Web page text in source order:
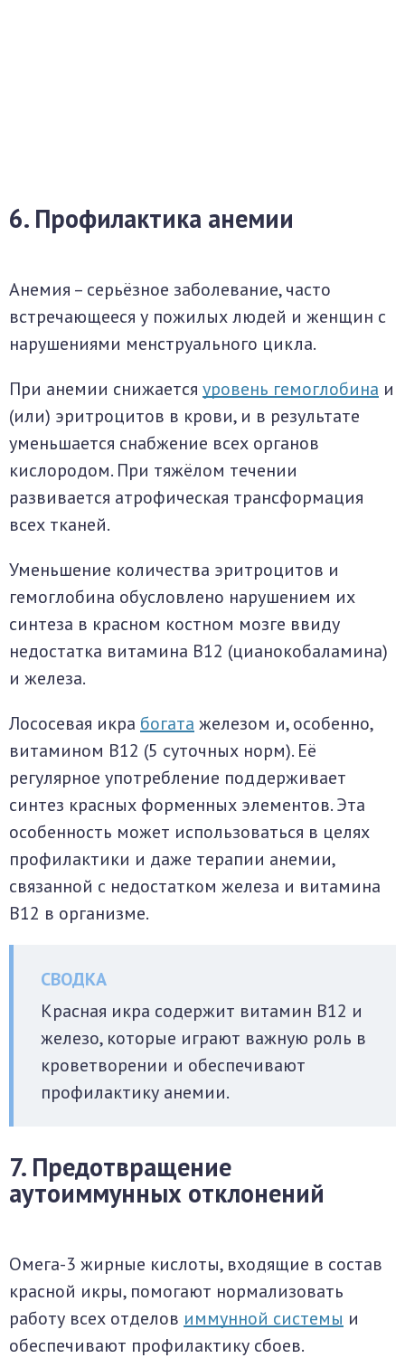
6. Профилактика анемии
Анемия – серьёзное заболевание, часто
встречающееся у пожилых людей и женщин с
нарушениями менструального цикла.
При анемии снижается уровень гемоглобина и
(или) эритроцитов в крови, и в результате
уменьшается снабжение всех органов
кислородом. При тяжёлом течении
развивается атрофическая трансформация
всех тканей.
Уменьшение количества эритроцитов и
гемоглобина обусловлено нарушением их
синтеза в красном костном мозге ввиду
недостатка витамина B12 (цианокобаламина)
и железа.
Лососевая икра богата железом и, особенно,
витамином B12 (5 суточных норм). Её
регулярное употребление поддерживает
синтез красных форменных элементов. Эта
особенность может использоваться в целях
профилактики и даже терапии анемии,
связанной с недостатком железа и витамина
B12 в организме.
Красная икра содержит витамин B12 и
железо, которые играют важную роль в
кроветворении и обеспечивают
профилактику анемии.
7. Предотвращение
аутоиммунных отклонений
Омега-3 жирные кислоты, входящие в состав
красной икры, помогают нормализовать
работу всех отделов иммунной системы и
обеспечивают профилактику сбоев.